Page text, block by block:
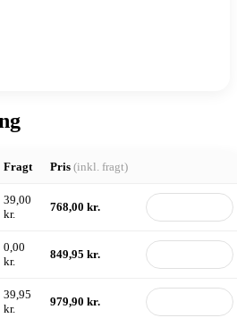
Fragt Pris (inkl. fragt)
39,00
kr.
768,00 kr.
0,00
kr.
849,95 kr.
39,95
kr.
979,90 kr.